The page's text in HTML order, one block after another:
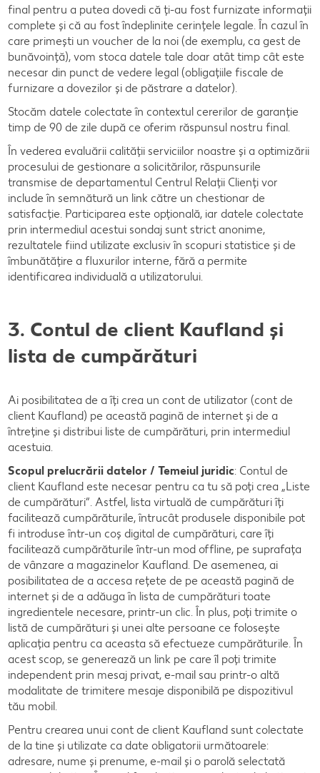
final pentru a putea dovedi că ți-au fost furnizate informații
complete și că au fost îndeplinite cerințele legale. În cazul în
care primești un voucher de la noi (de exemplu, ca gest de
bunăvoință), vom stoca datele tale doar atât timp cât este
necesar din punct de vedere legal (obligațiile fiscale de
furnizare a dovezilor și de păstrare a datelor).
Stocăm datele colectate în contextul cererilor de garanție
timp de 90 de zile după ce oferim răspunsul nostru final.
În vederea evaluării calității serviciilor noastre și a optimizării
procesului de gestionare a solicitărilor, răspunsurile
transmise de departamentul Centrul Relații Clienți vor
include în semnătură un link către un chestionar de
satisfacție. Participarea este opțională, iar datele colectate
prin intermediul acestui sondaj sunt strict anonime,
rezultatele fiind utilizate exclusiv în scopuri statistice și de
îmbunătățire a fluxurilor interne, fără a permite
identificarea individuală a utilizatorului.
3. Contul de client Kaufland și
lista de cumpărături
Ai posibilitatea de a îți crea un cont de utilizator (cont de
client Kaufland) pe această pagină de internet și de a
întreține și distribui liste de cumpărături, prin intermediul
acestuia.
Scopul prelucrării datelor / Temeiul juridic: Contul de
client Kaufland este necesar pentru ca tu să poți crea „Liste
de cumpărături“. Astfel, lista virtuală de cumpărături îți
facilitează cumpărăturile, întrucât produsele disponibile pot
fi introduse într-un coș digital de cumpărături, care îți
facilitează cumpărăturile într-un mod offline, pe suprafața
de vânzare a magazinelor Kaufland. De asemenea, ai
posibilitatea de a accesa rețete de pe această pagină de
internet și de a adăuga în lista de cumpărături toate
ingredientele necesare, printr-un clic. În plus, poți trimite o
listă de cumpărături și unei alte persoane ce folosește
aplicația pentru ca aceasta să efectueze cumpărăturile. În
acest scop, se generează un link pe care îl poți trimite
independent prin mesaj privat, e-mail sau printr-o altă
modalitate de trimitere mesaje disponibilă pe dispozitivul
tău mobil.
Pentru crearea unui cont de client Kaufland sunt colectate
de la tine şi utilizate ca date obligatorii următoarele:
adresare, nume și prenume, e-mail și o parolă selectată